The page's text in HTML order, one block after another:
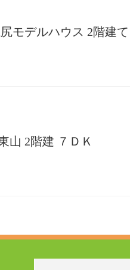
モデルハウス 2階建
山 2階建 ７ＤＫ